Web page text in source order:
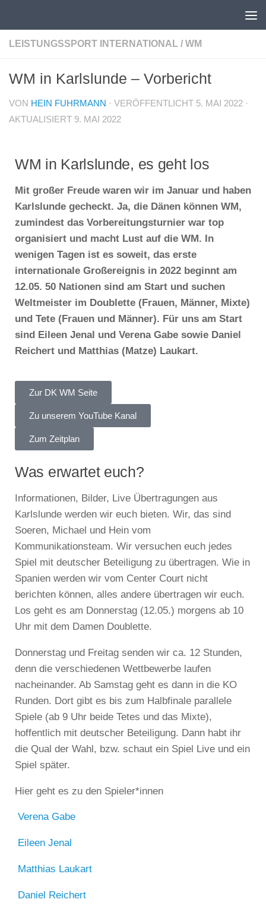
LEISTUNGSSPORT INTERNATIONAL / WM
WM in Karlslunde – Vorbericht
VON HEIN FUHRMANN · VERÖFFENTLICHT 5. MAI 2022 ·
AKTUALISIERT 9. MAI 2022
WM in Karlslunde, es geht los
Mit großer Freude waren wir im Januar und haben
Karlslunde gecheckt. Ja, die Dänen können WM,
zumindest das Vorbereitungsturnier war top
organisiert und macht Lust auf die WM. In
wenigen Tagen ist es soweit, das erste
internationale Großereignis in 2022 beginnt am
12.05. 50 Nationen sind am Start und suchen
Weltmeister im Doublette (Frauen, Männer, Mixte)
und Tete (Frauen und Männer). Für uns am Start
sind Eileen Jenal und Verena Gabe sowie Daniel
Reichert und Matthias (Matze) Laukart.
Zur DK WM Seite
Zu unserem YouTube Kanal
Zum Zeitplan
Was erwartet euch?
Informationen, Bilder, Live Übertragungen aus
Karlslunde werden wir euch bieten. Wir, das sind
Soeren, Michael und Hein vom
Kommunikationsteam. Wir versuchen euch jedes
Spiel mit deutscher Beteiligung zu übertragen. Wie in
Spanien werden wir vom Center Court nicht
berichten können, alles andere übertragen wir euch.
Los geht es am Donnerstag (12.05.) morgens ab 10
Uhr mit dem Damen Doublette.
Donnerstag und Freitag senden wir ca. 12 Stunden,
denn die verschiedenen Wettbewerbe laufen
nacheinander. Ab Samstag geht es dann in die KO
Runden. Dort gibt es bis zum Halbfinale parallele
Spiele (ab 9 Uhr beide Tetes und das Mixte),
hoffentlich mit deutscher Beteiligung. Dann habt ihr
die Qual der Wahl, bzw. schaut ein Spiel Live und ein
Spiel später.
Hier geht es zu den Spieler*innen
Verena Gabe
Eileen Jenal
Matthias Laukart
Daniel Reichert